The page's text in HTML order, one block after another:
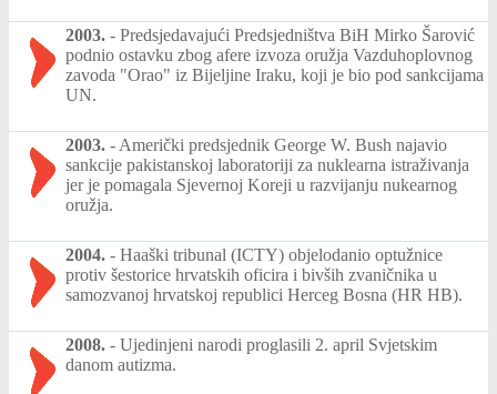
2003. - Predsjedavajući Predsjedništva BiH Mirko Šarović
podnio ostavku zbog afere izvoza oružja Vazduhoplovnog
zavoda "Orao" iz Bijeljine Iraku, koji je bio pod sankcijama
UN.
2003. - Američki predsjednik George W. Bush najavio
sankcije pakistanskoj laboratoriji za nuklearna istraživanja
jer je pomagala Sjevernoj Koreji u razvijanju nukearnog
oružja.
2004. - Haaški tribunal (ICTY) objelodanio optužnice
protiv šestorice hrvatskih oficira i bivših zvaničnika u
samozvanoj hrvatskoj republici Herceg Bosna (HR HB).
2008. - Ujedinjeni narodi proglasili 2. april Svjetskim
danom autizma.